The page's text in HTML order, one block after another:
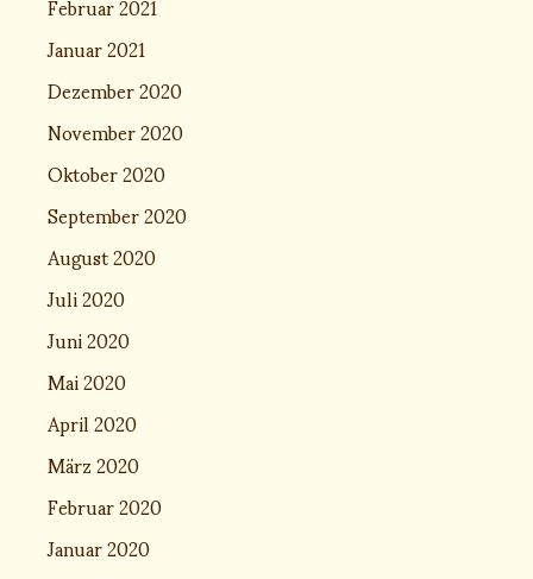
Januar 2021
Dezember 2020
November 2020
Oktober 2020
September 2020
August 2020
Juli 2020
Juni 2020
Mai 2020
April 2020
März 2020
Februar 2020
Januar 2020